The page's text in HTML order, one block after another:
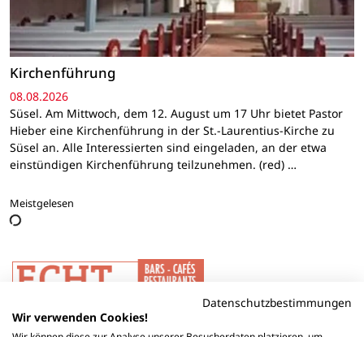
Kirchenführung
08.08.2026
Süsel. Am Mittwoch, dem 12. August um 17 Uhr bietet Pastor
Hieber eine Kirchenführung in der St.-Laurentius-Kirche zu
Süsel an. Alle Interessierten sind eingeladen, an der etwa
einstündigen Kirchenführung teilzunehmen. (red) …
Meistgelesen
Datenschutzbestimmungen
Wir verwenden Cookies!